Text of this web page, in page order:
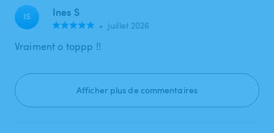
IS Ines S
• juillet 2026
Vraiment o toppp !!
Afficher plus de commentaires